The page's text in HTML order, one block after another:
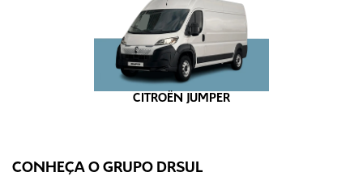
CITROËN JUMPER
CONHEÇA O GRUPO DRSUL